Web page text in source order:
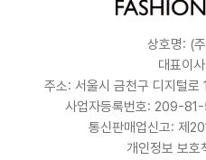
상호명: (
대표이
주소: 서울시 금천구 디지털
사업자등록번호: 209-
통신판매업신고: 제
개인정보 보호